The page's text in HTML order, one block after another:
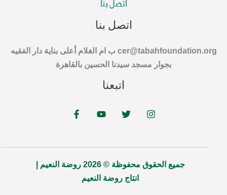
اتصل بنا
اتصل بنا
cer@tabahfoundation.org ب ام الغلام أعلى بناية دار الفقيه
بجوار مسجد سيدنا الحسين بالقاهرة
اتبعنا
جميع الحقوق محفوظة © 2026 روضة النعيم |
انتاج روضة النعيم